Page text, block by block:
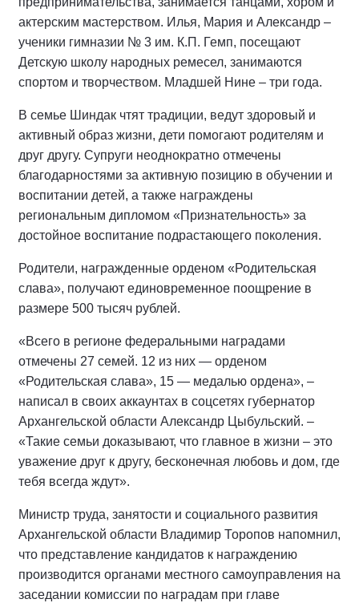
актерским мастерством. Илья, Мария и Александр –
ученики гимназии № 3 им. К.П. Гемп, посещают
Детскую школу народных ремесел, занимаются
спортом и творчеством. Младшей Нине – три года.
В семье Шиндак чтят традиции, ведут здоровый и
активный образ жизни, дети помогают родителям и
друг другу. Супруги неоднократно отмечены
благодарностями за активную позицию в обучении и
воспитании детей, а также награждены
региональным дипломом «Признательность» за
достойное воспитание подрастающего поколения.
Родители, награжденные орденом «Родительская
слава», получают единовременное поощрение в
размере 500 тысяч рублей.
«Всего в регионе федеральными наградами
отмечены 27 семей. 12 из них — орденом
«Родительская слава», 15 — медалью ордена», –
написал в своих аккаунтах в соцсетях губернатор
Архангельской области Александр Цыбульский. –
«Такие семьи доказывают, что главное в жизни – это
уважение друг к другу, бесконечная любовь и дом, где
тебя всегда ждут».
Министр труда, занятости и социального развития
Архангельской области Владимир Торопов напомнил,
что представление кандидатов к награждению
производится органами местного самоуправления на
заседании комиссии по наградам при главе